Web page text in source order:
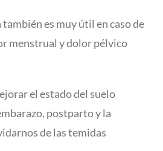
es muy útil en caso de
menstrual y dolor pélvico
el estado del suelo
postparto y la
de las temidas